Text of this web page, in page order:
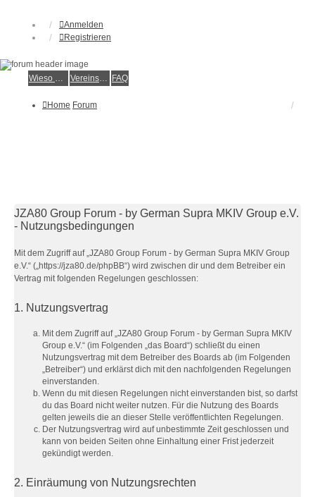
Anmelden
Registrieren
Wieso der e.V.? Vereinsmitglied werden FAQ
Home Forum
JZA80 Group Forum - by German Supra MKIV Group e.V.
- Nutzungsbedingungen
Mit dem Zugriff auf „JZA80 Group Forum - by German Supra MKIV Group
e.V.“ („https://jza80.de/phpBB“) wird zwischen dir und dem Betreiber ein
Vertrag mit folgenden Regelungen geschlossen:
1. Nutzungsvertrag
Mit dem Zugriff auf „JZA80 Group Forum - by German Supra MKIV
Group e.V.“ (im Folgenden „das Board“) schließt du einen
Nutzungsvertrag mit dem Betreiber des Boards ab (im Folgenden
„Betreiber“) und erklärst dich mit den nachfolgenden Regelungen
einverstanden.
Wenn du mit diesen Regelungen nicht einverstanden bist, so darfst
du das Board nicht weiter nutzen. Für die Nutzung des Boards
gelten jeweils die an dieser Stelle veröffentlichten Regelungen.
Der Nutzungsvertrag wird auf unbestimmte Zeit geschlossen und
kann von beiden Seiten ohne Einhaltung einer Frist jederzeit
gekündigt werden.
2. Einräumung von Nutzungsrechten